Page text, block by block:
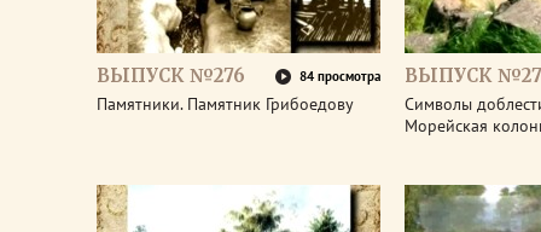
ВЫПУСК №276 84 просмотра
Памятники. Памятник Грибоедову
ВЫПУСК
Символы
Морейская